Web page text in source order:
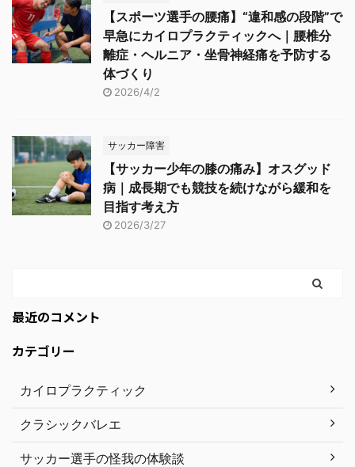
【スポーツ選手の腰痛】“違和感の段階”で
早急にカイロプラクティックへ｜腰椎分
離症・ヘルニア・坐骨神経痛を予防する
体づくり
2026/4/2
サッカー障害
【サッカー少年の膝の痛み】オスグッド
病｜成長期でも競技を続けながら緩和を
目指す考え方
2026/3/27
最近のコメント
カテゴリー
カイロプラクティック
クラシックバレエ
サッカー選手の怪我の体験談